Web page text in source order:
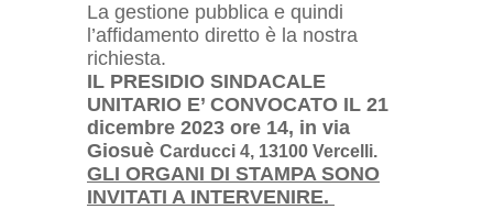
La gestione pubblica e quindi
l’affidamento diretto è la nostra
richiesta.
IL PRESIDIO SINDACALE
UNITARIO E’ CONVOCATO IL 21
dicembre 2023 ore 14, in via
Giosuè Carducci 4, 13100 Vercelli.
GLI ORGANI DI STAMPA SONO
INVITATI A INTERVENIRE.